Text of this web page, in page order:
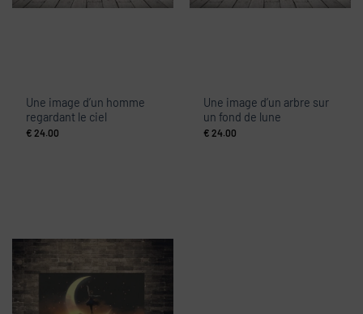
Une image d’un homme
regardant le ciel
€ 24.00
Une image d’un arbre sur
un fond de lune
€ 24.00